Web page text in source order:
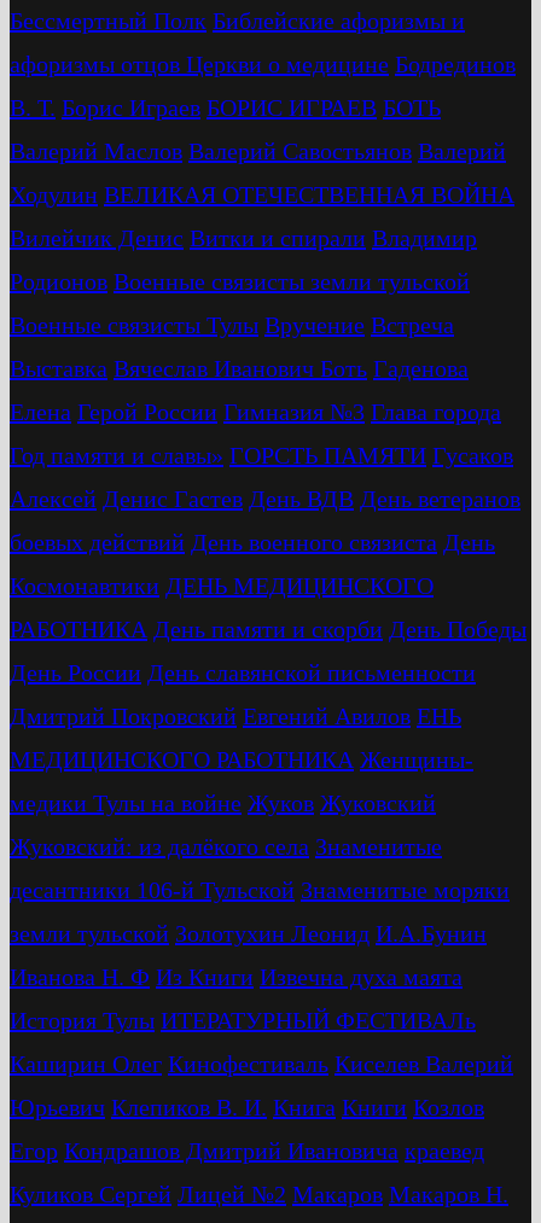
Бессмертный Полк Библейские афоризмы и
афоризмы отцов Церкви о медицине Бодрединов
В. Т. Бориc Играев БОРИС ИГРАЕВ БОТЬ
Валерий Маслов Валерий Савостьянов Валерий
Ходулин ВЕЛИКАЯ ОТЕЧЕСТВЕННАЯ ВОЙНА
Вилейчик Денис Витки и спирали Владимир
Родионов Военные связисты земли тульской
Военные связисты Тулы Вручение Встреча
Выставка Вячеслав Иванович Боть Гаденова
Елена Герой России Гимназия №3 Глава города
Год памяти и славы» ГОРСТЬ ПАМЯТИ Гусаков
Алексей Денис Гастев День ВДВ День ветеранов
боевых действий День военного связиста День
Космонавтики ДЕНЬ МЕДИЦИНСКОГО
РАБОТНИКА День памяти и скорби День Победы
День России День славянской письменности
Дмитрий Покровский Евгений Авилов ЕНЬ
МЕДИЦИНСКОГО РАБОТНИКА Женщины-
медики Тулы на войне Жуков Жуковский
Жуковский: из далёкого села Знаменитые
десантники 106-й Тульской Знаменитые моряки
земли тульской Золотухин Леонид И.А.Бунин
Иванова Н. Ф Из Книги Извечна духа маята
История Тулы ИТЕРАТУРНЫЙ ФЕСТИВАЛь
Каширин Олег Кинофестиваль Киселев Валерий
Юрьевич Клепиков В. И. Книга Книги Козлов
Егор Кондрашов Дмитрий Ивановича краевед
Куликов Сергей Лицей №2 Макаров Макаров Н.